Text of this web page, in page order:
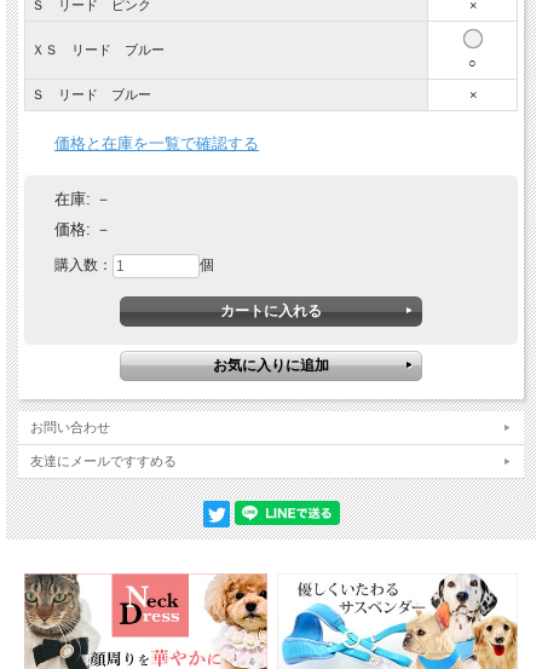
Ｓ リード ピンク ×
ＸＳ リード ブルー
○
Ｓ リード ブルー ×
価格と在庫を一覧で確認する
在庫: －
価格: －
購入数： 個
お問い合わせ
友達にメールですすめる